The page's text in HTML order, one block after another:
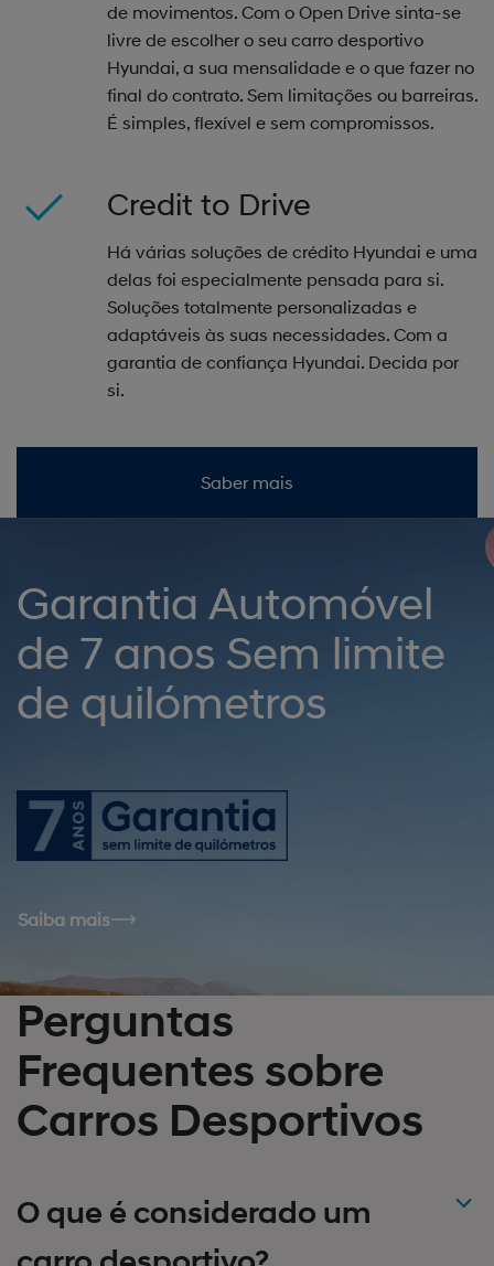
de movimentos. Com o Open Drive sinta-se
livre de escolher o seu carro desportivo
Hyundai, a sua mensalidade e o que fazer no
final do contrato. Sem limitações ou barreiras.
É simples, flexível e sem compromissos.
Credit to Drive
Há várias soluções de crédito Hyundai e uma
delas foi especialmente pensada para si.
Soluções totalmente personalizadas e
adaptáveis às suas necessidades. Com a
garantia de confiança Hyundai. Decida por
si.
Saber mais
Garantia Automóvel
de 7 anos Sem limite
de quilómetros
Saiba mais
Perguntas
Frequentes sobre
Carros Desportivos
O que é considerado um